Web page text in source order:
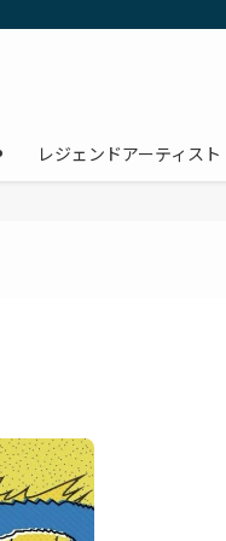
レジェンドアーティスト